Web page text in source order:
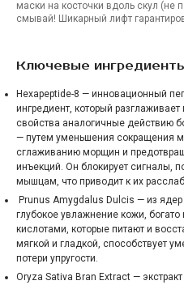
маски на косточки вдоль скул
смывай! Шикарный лифт
Ключевые
Hexapeptide-8 — инновационный
ингредиент, который
свойства аналогичные действию
— путем уменьшения сокращения
сглаживанию морщин и
инъекций. Он блокирует сигналы,
мышцам, что приводит к их
Prunus Amygdalus Dulcis — из
глубокое увлажнение кожи,
кислотами, которые питают и
мягкой и гладкой, способствует
потери упругости.
Oryza Sativa Bran Extract —